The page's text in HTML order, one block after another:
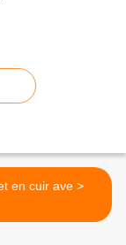
Bracelet en cuir ave >